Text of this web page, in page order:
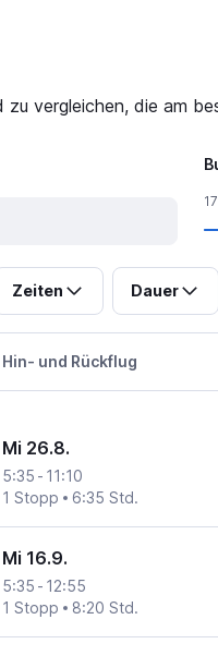
vergleichen, die am
Zeiten Dauer
Hin- und Rückflug
Mi 26.8.
5:35 - 11:10
1 Stopp
6:35 Std.
Mi 16.9.
5:35 - 12:55
1 Stopp
8:20 Std.